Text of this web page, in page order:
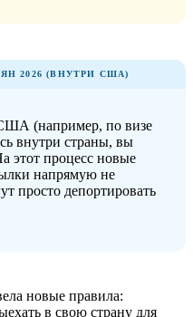
2026 (ВНУТРИ США)
(например, по визе
внутри страны, вы
этот процесс новые
напрямую не
просто депортировать
новые правила:
в свою страну для